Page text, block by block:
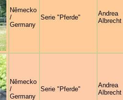
Německo
/
Germany
Serie "Pferde"
Andrea
Albrecht
Německo
/
Germany
Serie "Pferde"
Andrea
Albrecht